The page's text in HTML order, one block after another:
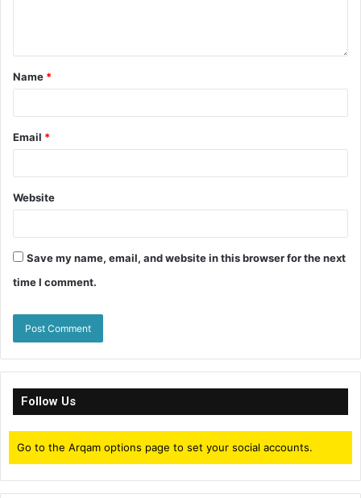
Name *
Email *
Website
Save my name, email, and website in this browser for the next
time I comment.
Follow Us
Go to the Arqam options page to set your social accounts.